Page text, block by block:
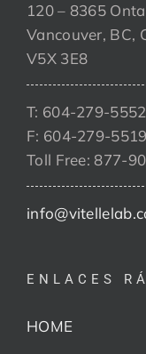
120 – 8365
Vancouver, BC,
V5X 3E8
T: 604-279-5552
F: 604-279-5519
Toll Free: 877-
ENLACES
HOME